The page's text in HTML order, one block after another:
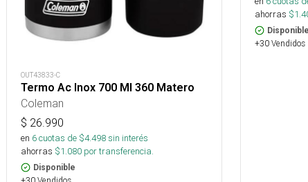
OUT43833-C
Termo Ac Inox 700 Ml 360 Matero
Coleman
$ 26.990
en 6cuotas de $4.498sin interés
ahorras $1.080 por transferencia.
Disponible
ahorras $
Disponible
+30 Vendidos